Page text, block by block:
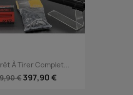
À Tirer Complet...
€ 397,90 €